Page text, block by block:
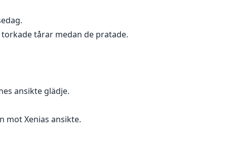
tårar medan de pratade.
ansikte glädje.
mot Xenias ansikte.